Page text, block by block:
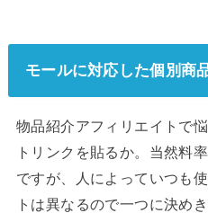
モールに対応した個別商
物品紹介アフィリエイトで
トリンクを貼るか。当然料
ですが、人によっていつも
トは異なるので一つに決め